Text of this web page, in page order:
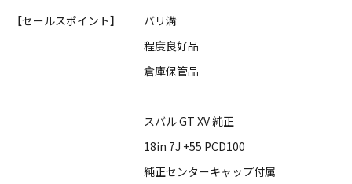
【セールスポイント】
バリ溝
程度良好品
倉庫保管品
スバル GT XV 純正
18in 7J +55 PCD100
純正センターキャップ付属